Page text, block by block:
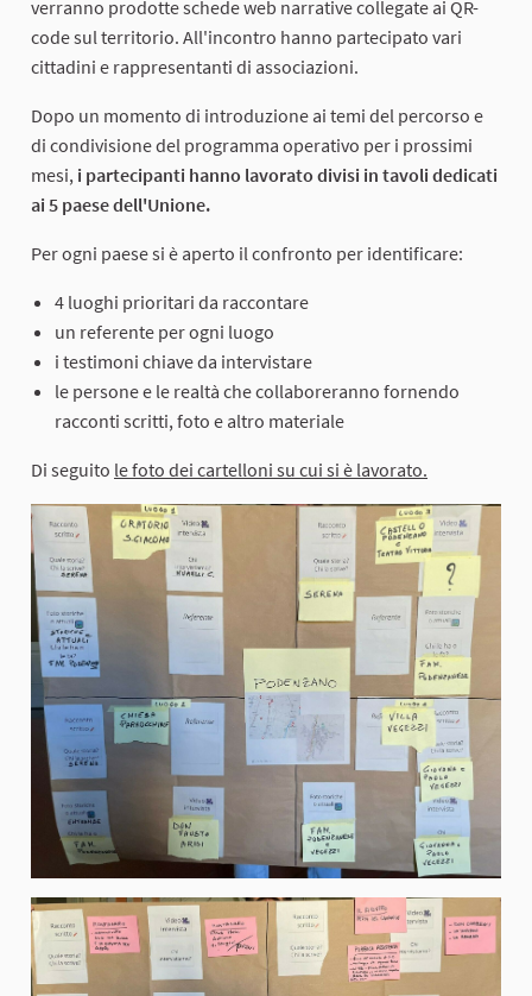
verranno prodotte schede web narrative collegate ai QR-
code sul territorio. All'incontro hanno partecipato vari
cittadini e rappresentanti di associazioni.
Dopo un momento di introduzione ai temi del percorso e
di condivisione del programma operativo per i prossimi
mesi, i partecipanti hanno lavorato divisi in tavoli dedicati
ai 5 paese dell'Unione.
Per ogni paese si è aperto il confronto per identificare:
4 luoghi prioritari da raccontare
un referente per ogni luogo
i testimoni chiave da intervistare
le persone e le realtà che collaboreranno fornendo
racconti scritti, foto e altro materiale
Di seguito le foto dei cartelloni su cui si è lavorato.